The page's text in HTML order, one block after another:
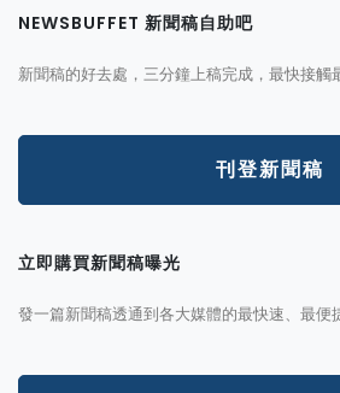
NEWSBUFFET 新聞稿自助吧
新聞稿的好去處，三分鐘上稿完成，最快接觸
刊登新聞稿
立即購買新聞稿曝光
發一篇新聞稿透通到各大媒體的最快速、最便